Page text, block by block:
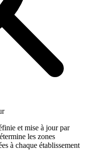
et mise à jour par
les zones
à chaque établissement